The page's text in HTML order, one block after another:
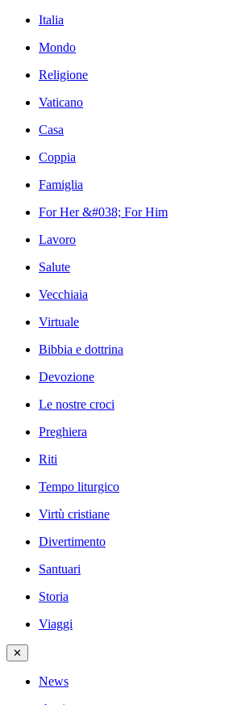
Italia
Mondo
Religione
Vaticano
Casa
Coppia
Famiglia
For Her &#038; For Him
Lavoro
Salute
Vecchiaia
Virtuale
Bibbia e dottrina
Devozione
Le nostre croci
Preghiera
Riti
Tempo liturgico
Virtù cristiane
Divertimento
Santuari
Storia
Viaggi
✕
News